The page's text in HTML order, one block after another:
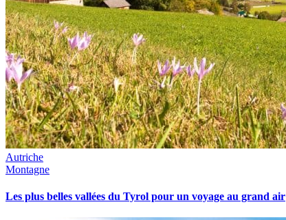
Autriche
Montagne
Les plus belles vallées du Tyrol pour un voyage au grand air